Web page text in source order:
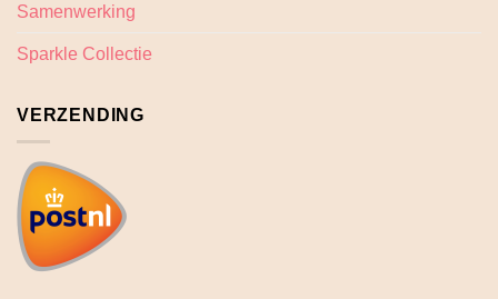
Samenwerking
Sparkle Collectie
VERZENDING